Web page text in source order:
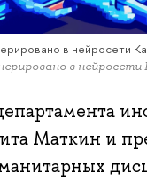
в нейросети
в нейросети
Маткин и